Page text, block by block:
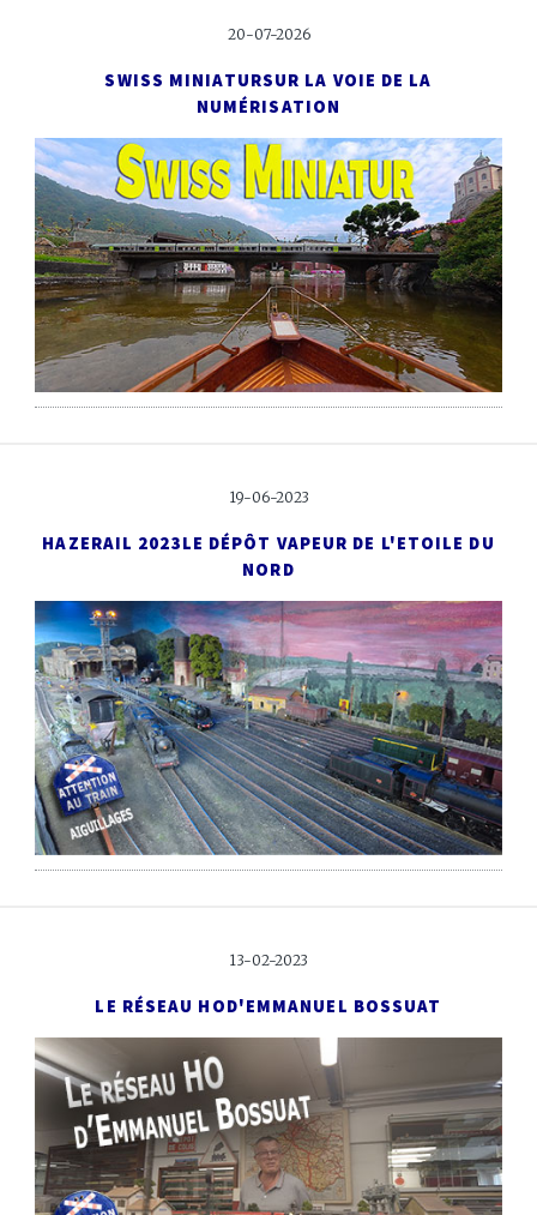
20-07-2026
SWISS MINIATURSUR LA VOIE DE LA
NUMÉRISATION
19-06-2023
HAZERAIL 2023LE DÉPÔT VAPEUR DE L'ETOILE DU
NORD
13-02-2023
LE RÉSEAU HOD'EMMANUEL BOSSUAT